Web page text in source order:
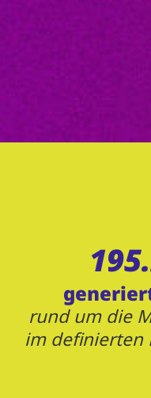
rund um die
im definierten